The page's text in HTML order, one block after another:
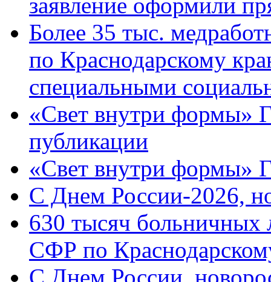
Более 35 тыс.
по Краснодарскому
специальными
«Свет внутри формы»
публикации
«Свет внутри формы»
C Днем России-2026,
630 тысяч больничных
СФР по
C Днем России,